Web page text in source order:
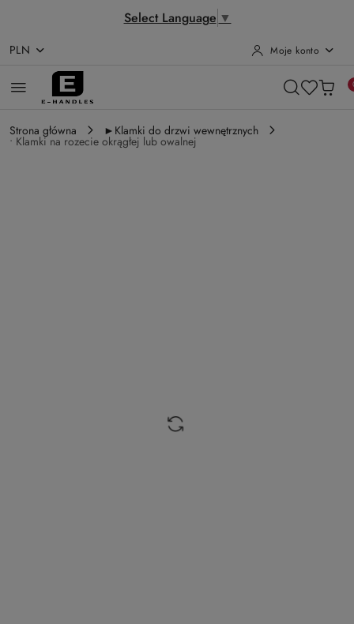
Select Language ▼
Przejdź do treści głównej
Przejdź do wyszukiwarki
Przejdź do moje konto
Przejdź do menu głównego
Przejdź do opisu produktu
Przejdź do stopki
PLN Moje konto
Strona główna ►Klamki do drzwi wewnętrznych
• Klamki na rozecie okrągłej lub owalnej